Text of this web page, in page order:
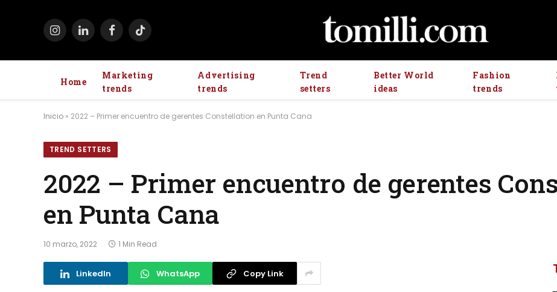
InstagramLinkedInFacebook
TikTok
Home
Marketing
trends
Advertising
trends
Trend
setters
Better World
ideas
Fashion
trends
Inicio » 2022 – Primer encuentro de gerentes Constellation en Punta Cana
TREND SETTERS
2022 – Primer encuentro de gerentes
en Punta Cana
10 marzo, 2022 1 Min Read
LinkedIn WhatsApp Copy Link